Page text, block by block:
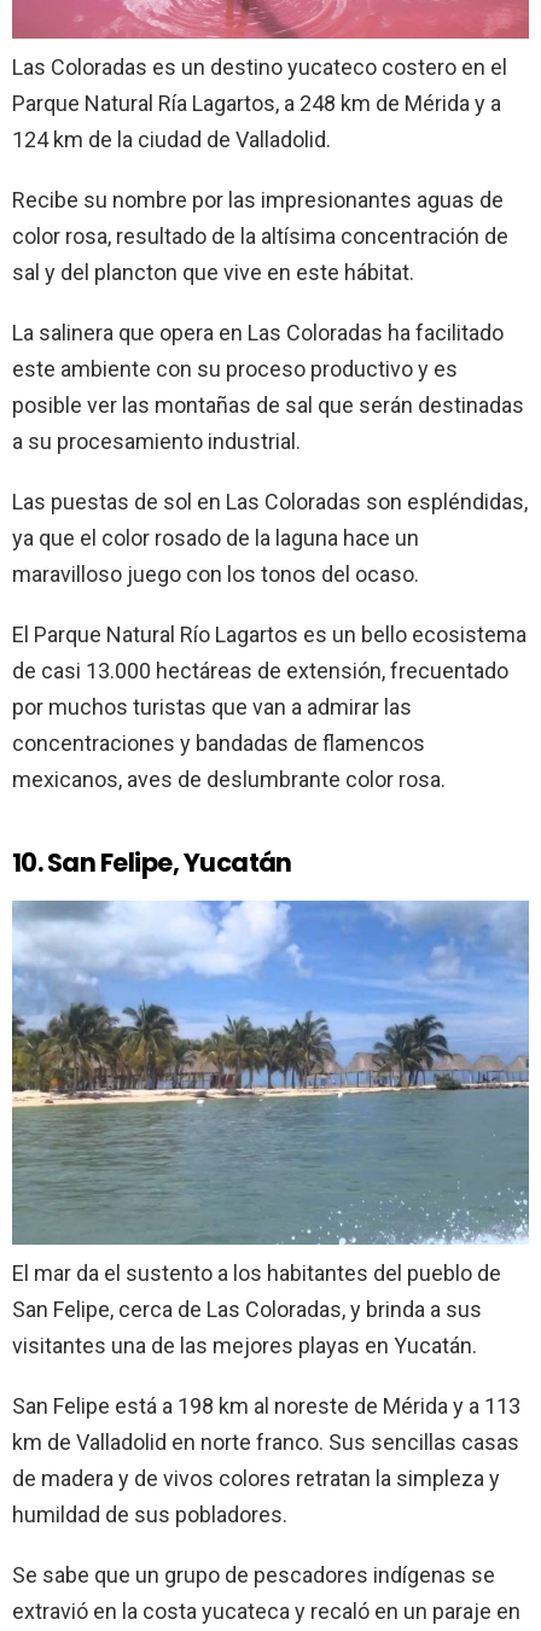
Las Coloradas es un destino yucateco costero en el
Parque Natural Ría Lagartos, a 248 km de Mérida y a
124 km de la ciudad de Valladolid.
Recibe su nombre por las impresionantes aguas de
color rosa, resultado de la altísima concentración de
sal y del plancton que vive en este hábitat.
La salinera que opera en Las Coloradas ha facilitado
este ambiente con su proceso productivo y es
posible ver las montañas de sal que serán destinadas
a su procesamiento industrial.
Las puestas de sol en Las Coloradas son espléndidas,
ya que el color rosado de la laguna hace un
maravilloso juego con los tonos del ocaso.
El Parque Natural Río Lagartos es un bello ecosistema
de casi 13.000 hectáreas de extensión, frecuentado
por muchos turistas que van a admirar las
concentraciones y bandadas de flamencos
mexicanos, aves de deslumbrante color rosa.
10. San Felipe, Yucatán
El mar da el sustento a los habitantes del pueblo de
San Felipe, cerca de Las Coloradas, y brinda a sus
visitantes una de las mejores playas en Yucatán.
San Felipe está a 198 km al noreste de Mérida y a 113
km de Valladolid en norte franco. Sus sencillas casas
de madera y de vivos colores retratan la simpleza y
humildad de sus pobladores.
Se sabe que un grupo de pescadores indígenas se
extravió en la costa yucateca y recaló en un paraje en